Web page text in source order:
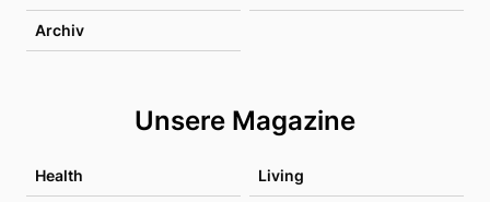
Archiv
Unsere Magazine
Health Living